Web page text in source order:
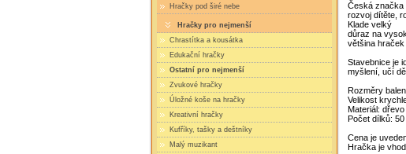
Hračky pod širé nebe
Hračky pro nejmenší
Chrastítka a kousátka
Edukační hračky
Ostatní pro nejmenší
Zvukové hračky
Úložné koše na hračky
Kreativní hračky
Kufříky, tašky a deštníky
Malý muzikant
Česká značka
rozvoj dítěte,
Klade velký
důraz na
většina hraček
Stavebnice je
myšlení, učí
Rozměry
Velikost
Materiál: dřevo
Počet dílků: 50
Cena je
Hračka je